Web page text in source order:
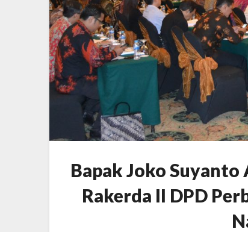
Bapak Joko
Rakerda II DPD